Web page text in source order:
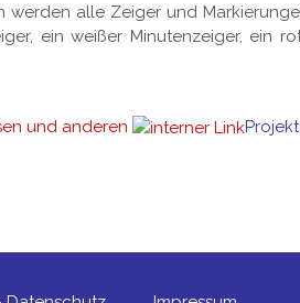
werden alle Zeiger und
ein weißer Minutenzeiger, ein
und anderen
panStamp ade